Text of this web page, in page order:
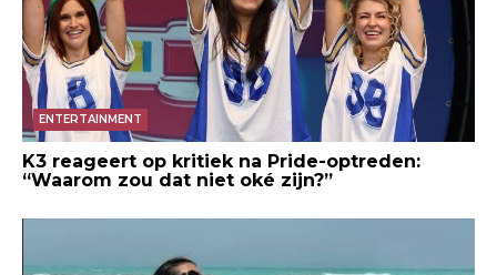
ENTERTAINMENT
K3 reageert op kritiek na Pride-optreden:
“Waarom zou dat niet oké zijn?”